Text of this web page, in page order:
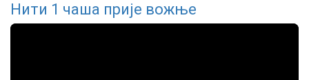
Нити 1 чаша прије вожње